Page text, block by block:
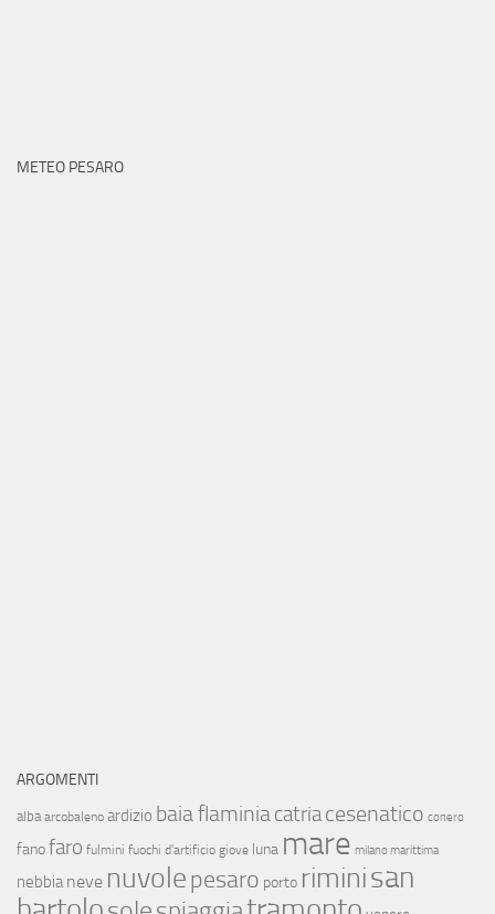
METEO PESARO
ARGOMENTI
alba arcobaleno ardizio baia flaminia catriacesenatico conero
fanofaro fulmini fuochi d'artificio giove luna mare milano marittima
nebbia neve nuvolepesaro porto riminisan